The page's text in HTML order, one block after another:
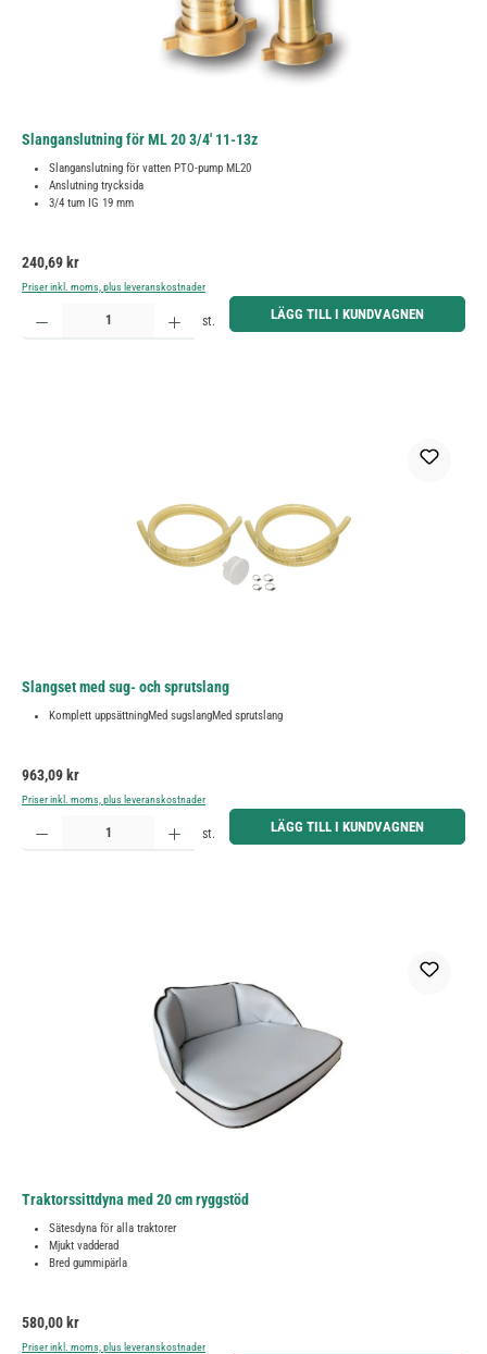
Slanganslutning för ML 20 3/4' 11-13z
Slanganslutning för vatten PTO-pump ML20
Anslutning trycksida
3/4 tum IG 19 mm
Ordinarie pris:
240,69 kr
Priser inkl. moms, plus leveranskostnader
Produktkvantitet: Ange önskat belopp eller använd knapparna för att öka eller minska kvantiteten.
st. LÄGG TILL I KUNDVAGNEN
Slangset med sug- och sprutslang
Komplett uppsättningMed sugslangMed sprutslang
Ordinarie pris:
963,09 kr
Priser inkl. moms, plus leveranskostnader
Produktkvantitet: Ange önskat belopp eller använd knapparna för att öka eller minska kvantiteten.
st. LÄGG TILL I KUNDVAGNEN
Traktorssittdyna med 20 cm ryggstöd
Sätesdyna för alla traktorer
Mjukt vadderad
Bred gummipärla
Ordinarie pris:
580,00 kr
Priser inkl. moms, plus leveranskostnader